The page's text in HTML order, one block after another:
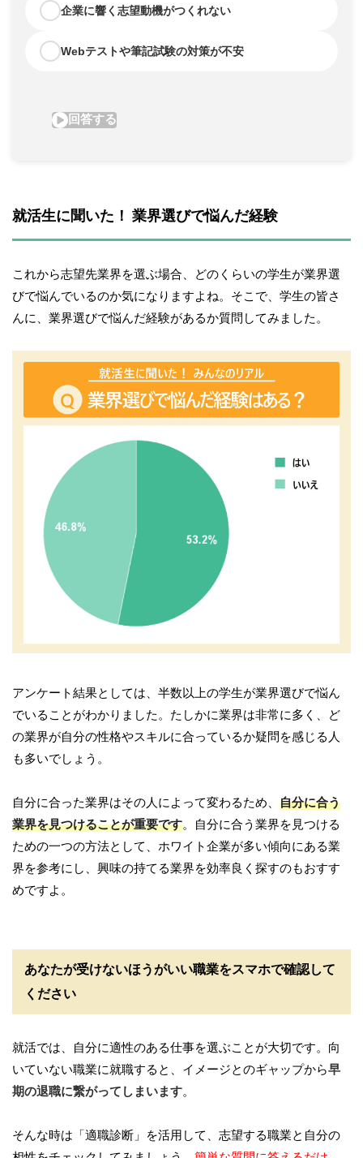
就活生に聞いた！ 業界選びで悩んだ経験
これから志望先業界を選ぶ場合、どのくらいの学生が業界選
びで悩んでいるのか気になりますよね。そこで、学生の皆さ
んに、業界選びで悩んだ経験があるか質問してみました。
アンケート結果としては、半数以上の学生が業界選びで悩ん
でいることがわかりました。たしかに業界は非常に多く、ど
の業界が自分の性格やスキルに合っているか疑問を感じる人
も多いでしょう。
自分に合った業界はその人によって変わるため、 自分に合う
業界を見つけることが重要です。自分に合う業界を見つける
ための一つの方法として、ホワイト企業が多い傾向にある業
界を参考にし、興味の持てる業界を効率良く探すのもおすす
めですよ。
あなたが受けないほうがいい職業をスマホで確認して
ください
就活では、自分に適性のある仕事を選ぶことが大切です。向
いていない職業に就職すると、イメージとのギャップから早
期の退職に繋がってしまいます。
そんな時は「適職診断」を活用して、志望する職業と自分の